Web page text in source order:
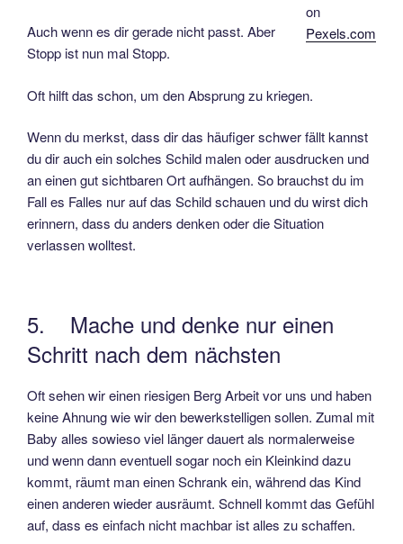
on
Pexels.com
Auch wenn es dir gerade nicht passt. Aber
Stopp ist nun mal Stopp.
Oft hilft das schon, um den Absprung zu kriegen.
Wenn du merkst, dass dir das häufiger schwer fällt kannst
du dir auch ein solches Schild malen oder ausdrucken und
an einen gut sichtbaren Ort aufhängen. So brauchst du im
Fall es Falles nur auf das Schild schauen und du wirst dich
erinnern, dass du anders denken oder die Situation
verlassen wolltest.
5. Mache und denke nur einen
Schritt nach dem nächsten
Oft sehen wir einen riesigen Berg Arbeit vor uns und haben
keine Ahnung wie wir den bewerkstelligen sollen. Zumal mit
Baby alles sowieso viel länger dauert als normalerweise
und wenn dann eventuell sogar noch ein Kleinkind dazu
kommt, räumt man einen Schrank ein, während das Kind
einen anderen wieder ausräumt. Schnell kommt das Gefühl
auf, dass es einfach nicht machbar ist alles zu schaffen.